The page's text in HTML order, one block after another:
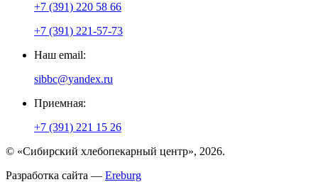
+7 (391) 220 58 66
+7 (391) 221-57-73
Наш email:
sibbc@yandex.ru
Приемная:
+7 (391) 221 15 26
© «Сибирский хлебопекарный центр», 2026.
Разработка сайта — Ereburg